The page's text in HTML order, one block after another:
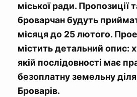
міської ради. Пропозиції
броварчан будуть
місяця до 25 лютого.
містить детальний опис:
якій послідовності має
безоплатну земельну
Броварів.